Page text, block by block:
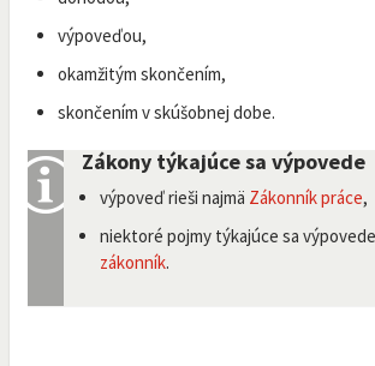
výpoveďou,
okamžitým skončením,
skončením v skúšobnej dobe.
Zákony týkajúce sa výpovede
výpoveď rieši najmä Zákonník práce,
niektoré pojmy týkajúce sa
zákonník.